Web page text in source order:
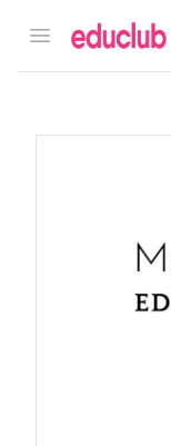
Open menu
Educlub